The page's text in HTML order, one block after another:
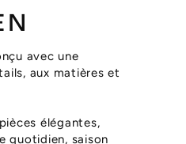
avec une
aux matières et
élégantes,
quotidien, saison